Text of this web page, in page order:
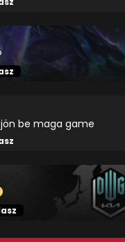
be maga game